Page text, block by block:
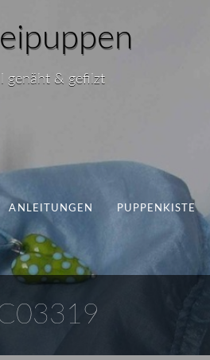
genäht & gefilzt
ANLEITUNGEN PUPPENKISTE